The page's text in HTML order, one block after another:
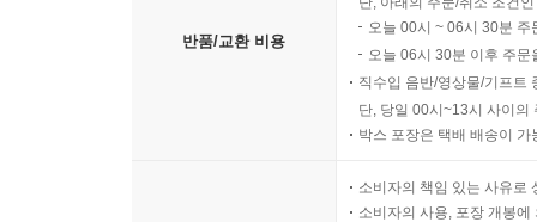
반품/교환 비용
오늘 00시 ~ 06시 30분
오늘 06시 30분 이후 주
직수입 음반/영상물/기프트
단, 당일 00시~13시 사이의
박스 포장은 택배 배송이
소비자의 책임 있는 사유로
소비자의 사용, 포장 개봉